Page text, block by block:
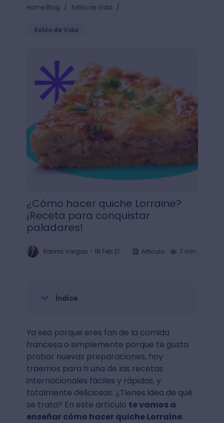
Home Blog / Estilo de Vida /
Estilo de Vida
¿Cómo hacer quiche Lorraine?
¡Receta para conquistar
paladares!
Karina Vargas - 18 Feb 21 Articulo 7 min.
Índice
Ya sea porque eres fan de la comida
francesa o simplemente porque te gusta
probar nuevas preparaciones, hoy
traemos para ti una de las recetas
internacionales fáciles y rápidas, y
totalmente deliciosas. ¿Tienes idea de qué
se trata? En este artículo te vamos a
enseñar cómo hacer quiche Lorraine.